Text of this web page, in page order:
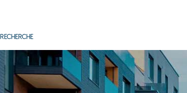
RECHERCHE